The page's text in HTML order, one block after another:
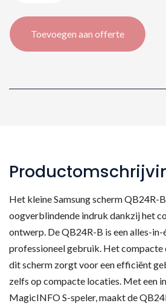
–
24″
cm
Toevoegen aan offerte
Het kleine Samsung scherm QB24R-
oogverblindende indruk dankzij het
ontwerp. De QB24R-B is een alles-
professioneel gebruik. Het compacte
dit scherm zorgt voor een efficiënt
zelfs op compacte locaties. Met een
MagicINFO S-speler, maakt de